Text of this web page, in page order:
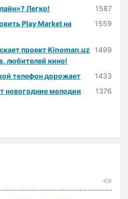
Легко!
1587
Play Market на
1559
проект Kinoman.uz
любителей кино!
1499
телефон дорожает
1433
новогодние мелодии
1376